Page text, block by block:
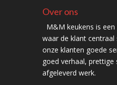
Over ons
M&M keukens is
waar de klant centraal
onze klanten goede
goed verhaal, prettige
afgeleverd werk.